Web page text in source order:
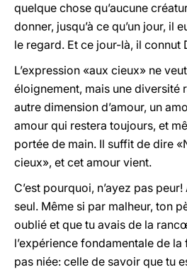
quelque chose qu’aucune
donner, jusqu’à ce qu’un jour, il
le regard. Et ce jour-là, il connut
L’expression «aux cieux» ne
éloignement, mais une diversité
autre dimension d’amour, un
amour qui restera toujours, et
portée de main. Il suffit de dire
cieux», et cet amour vient.
C’est pourquoi, n’ayez pas
seul. Même si par malheur, ton
oublié et que tu avais de la
l’expérience fondamentale de la
pas niée: celle de savoir que tu